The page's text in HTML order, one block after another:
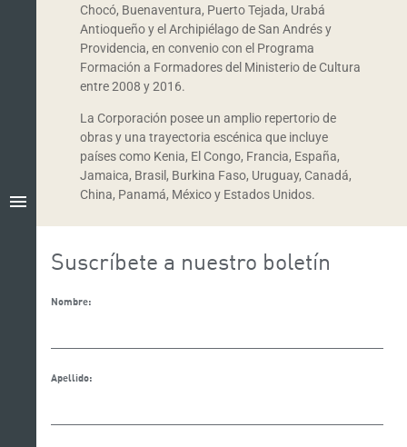
menu
Chocó, Buenaventura, Puerto Tejada, Urabá
Antioqueño y el Archipiélago de San Andrés y
Providencia, en convenio con el Programa
Formación a Formadores del Ministerio de Cultura
entre 2008 y 2016.
La Corporación posee un amplio repertorio de
obras y una trayectoria escénica que incluye
países como Kenia, El Congo, Francia, España,
Jamaica, Brasil, Burkina Faso, Uruguay, Canadá,
China, Panamá, México y Estados Unidos.
Suscríbete a nuestro boletín
Nombre:
Apellido: